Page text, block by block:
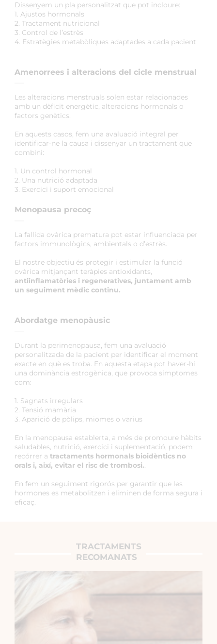
Dissenyem un pla personalitzat que pot incloure:
1. Ajustos hormonals
2. Tractament nutricional
3. Control de l’estrès
4. Estratègies metabòliques adaptades a cada pacient
Amenorrees i alteracions del cicle menstrual
Les alteracions menstruals solen estar relacionades
amb un dèficit energètic, alteracions hormonals o
factors genètics.
En aquests casos, fem una avaluació integral per
identificar-ne la causa i dissenyar un tractament que
combini:
1. Un control hormonal
2. Una nutrició adaptada
3. Exercici i suport emocional
Menopausa precoç
La fallida ovàrica prematura pot estar influenciada per
factors immunològics, ambientals o d’estrès.
El nostre objectiu és protegir i estimular la funció
ovàrica mitjançant teràpies antioxidants,
antiinflamatòries i regeneratives, juntament amb
un seguiment mèdic continu.
Abordatge menopàusic
Durant la perimenopausa, fem una avaluació
personalitzada de la pacient per identificar el moment
exacte en què es troba. En aquesta etapa pot haver-hi
una dominància estrogènica, que provoca símptomes
com:
1. Sagnats irregulars
2. Tensió mamària
3. Aparició de pòlips, miomes o varius
En la menopausa establerta, a més de promoure hàbits
saludables, nutrició, exercici i suplementació, podem
recórrer a tractaments hormonals bioidèntics no
orals i, així, evitar el risc de trombosi..
En fem un seguiment rigorós per garantir que les
hormones es metabolitzen i eliminen de forma segura i
eficaç.
TRACTAMENTS
RECOMANATS